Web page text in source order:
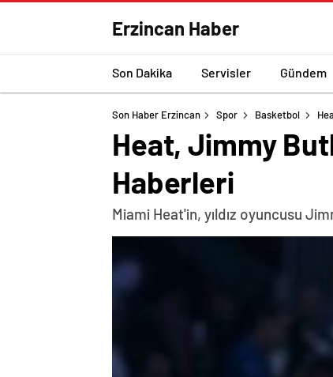
Erzincan Haber
Son Dakika Servisler Gündem
Son Haber Erzincan Spor Basketbol
Heat, Jimmy
Haberleri
Miami Heat'in, yıldız oyuncusu